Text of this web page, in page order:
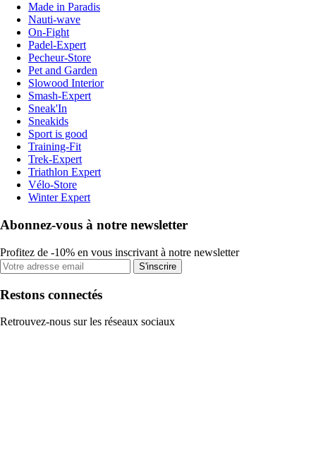
Made in Paradis
Nauti-wave
On-Fight
Padel-Expert
Pecheur-Store
Pet and Garden
Slowood Interior
Smash-Expert
Sneak'In
Sneakids
Sport is good
Training-Fit
Trek-Expert
Triathlon Expert
Vélo-Store
Winter Expert
Abonnez-vous à notre newsletter
Profitez de -10% en vous inscrivant à notre newsletter
S'inscrire
Restons connectés
Retrouvez-nous sur les réseaux sociaux